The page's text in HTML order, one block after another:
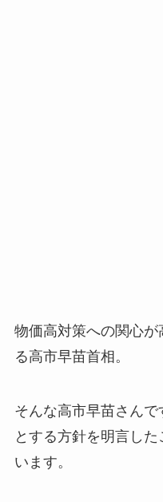
物価高対策への関心
る高市早苗首相。
そんな高市早苗さん
とする方針を明言し
います。